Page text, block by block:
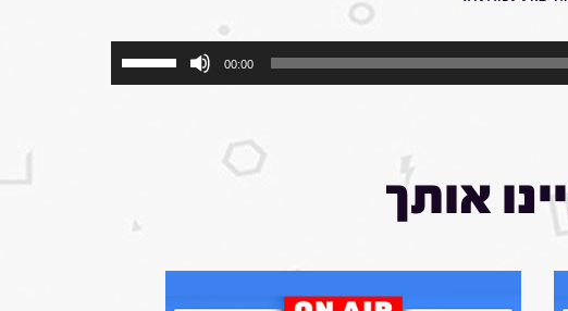
00:00
במקש
אותך